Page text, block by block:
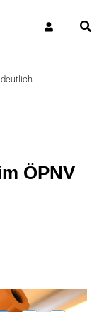
deutlich
ÖPNV